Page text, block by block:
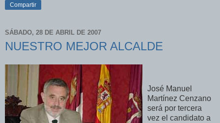
Compartir
SÁBADO, 28 DE ABRIL DE 2007
NUESTRO MEJOR ALCALDE
José Manuel
Martínez Cenzano
será por tercera
vez el candidato a